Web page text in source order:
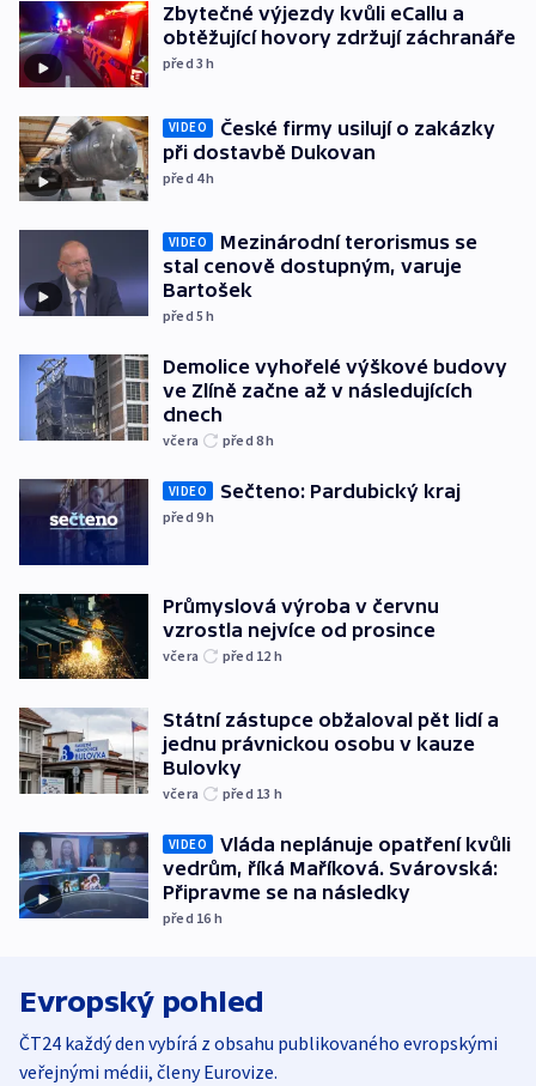
Zbytečné výjezdy kvůli eCallu a
obtěžující hovory zdržují záchranáře
před 3h
VIDEO
České firmy usilují o zakázky
při dostavbě Dukovan
před 4h
VIDEO
Mezinárodní terorismus se
stal cenově dostupným, varuje
Bartošek
před 5h
Demolice vyhořelé výškové budovy
ve Zlíně začne až v následujících
dnech
včera před 8h
VIDEO Sečteno: Pardubický kraj
před 9h
Průmyslová výroba v červnu
vzrostla nejvíce od prosince
včera před 12 h
Státní zástupce obžaloval pět lidí a
jednu právnickou osobu v kauze
Bulovky
včera před 13 h
VIDEO
Vláda neplánuje opatření kvůli
vedrům, říká Maříková. Svárovská:
Připravme se na následky
před 16 h
Evropský pohled
ČT24 každý den vybírá z obsahu publikovaného evropskými
veřejnými médii, členy Eurovize.